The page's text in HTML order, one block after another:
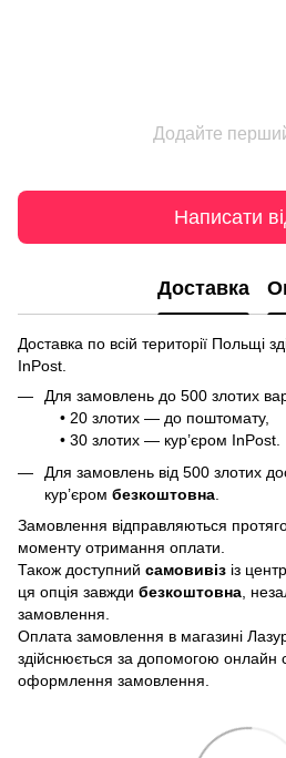
Додайте
Написати
Доставка
Доставка по всій території Польщі
InPost.
Для замовлень до 500 злотих
• 20 злотих — до поштомату,
• 30 злотих — кур’єром InPost.
Для замовлень від 500 злотих
кур’єром безкоштовна
Замовлення відправляються
моменту отримання оплати.
Також доступний самовивіз із
ця опція завжди безкоштовна ,
замовлення.
Оплата замовлення в магазині
здійснюється за допомогою онлайн
оформлення замовлення.